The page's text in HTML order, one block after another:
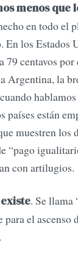
menos que
en todo el
En los Estados
79 centavos por
Argentina, la
países están
muestren los
“pago
con artilugios.
. Se llama
el ascenso